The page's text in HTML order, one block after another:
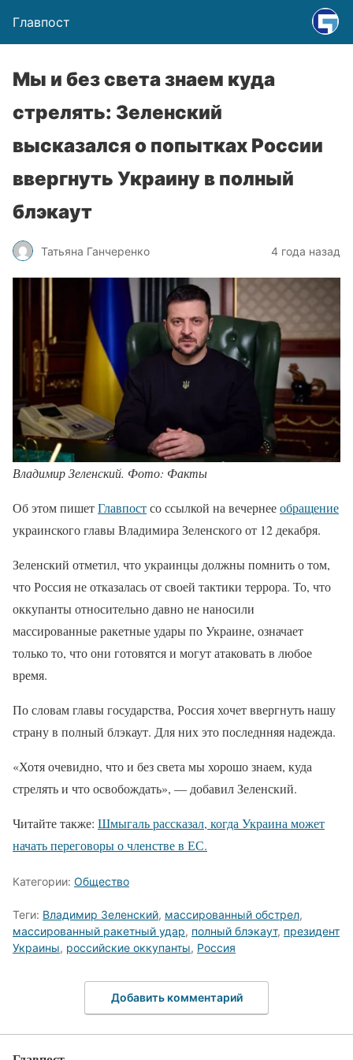
Главпост
Мы и без света знаем куда
стрелять: Зеленский
высказался о попытках России
ввергнуть Украину в полный
блэкаут
Татьяна Ганчеренко 4 года назад
Владимир Зеленский. Фото: Факты
Об этом пишетГлавпостсо ссылкой на вечернееобращение
украинского главы Владимира Зеленского от 12 декабря.
Зеленский отметил, что украинцы должны помнить о том,
что Россия не отказалась от своей тактики террора. То, что
оккупанты относительно давно не наносили
массированные ракетные удары по Украине, означает
только то, что они готовятся и могут атаковать в любое
время.
По словам главы государства, Россия хочет ввергнуть нашу
страну в полный блэкаут. Для них это последнняя надежда.
«Хотя очевидно, что и без света мы хорошо знаем, куда
стрелять и что освобождать», — добавил Зеленский.
Читайте также: Шмыгаль рассказал, когда Украина может
начать переговоры о членстве в ЕС.
Категории: Общество
Теги: Владимир Зеленский, массированный обстрел,
массированный ракетный удар, полный блэкаут, президент
Украины, российские оккупанты, Россия
Добавить комментарий